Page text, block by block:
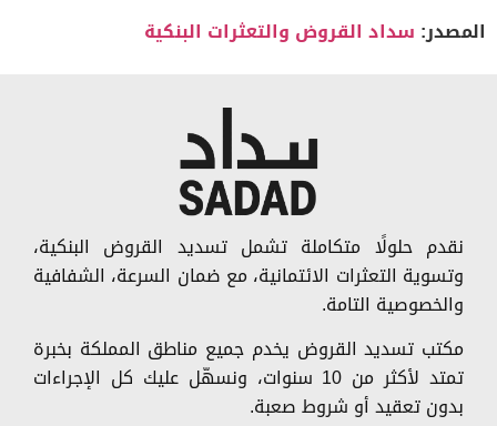
سداد القروض والتعثرات البنكية
نقدم حلولًا متكاملة تشمل تسديد القروض البنكية،
وتسوية التعثرات الائتمانية، مع ضمان السرعة، الشفافية
والخصوصية التامة.
مكتب تسديد القروض يخدم جميع مناطق المملكة بخبرة
تمتد لأكثر من 10 سنوات، ونسهّل عليك كل الإجراءات
بدون تعقيد أو شروط صعبة.